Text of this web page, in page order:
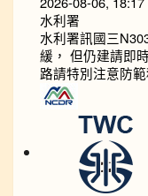
水利署
水利署訊國三
緩， 但仍建請即
路請特別注意防